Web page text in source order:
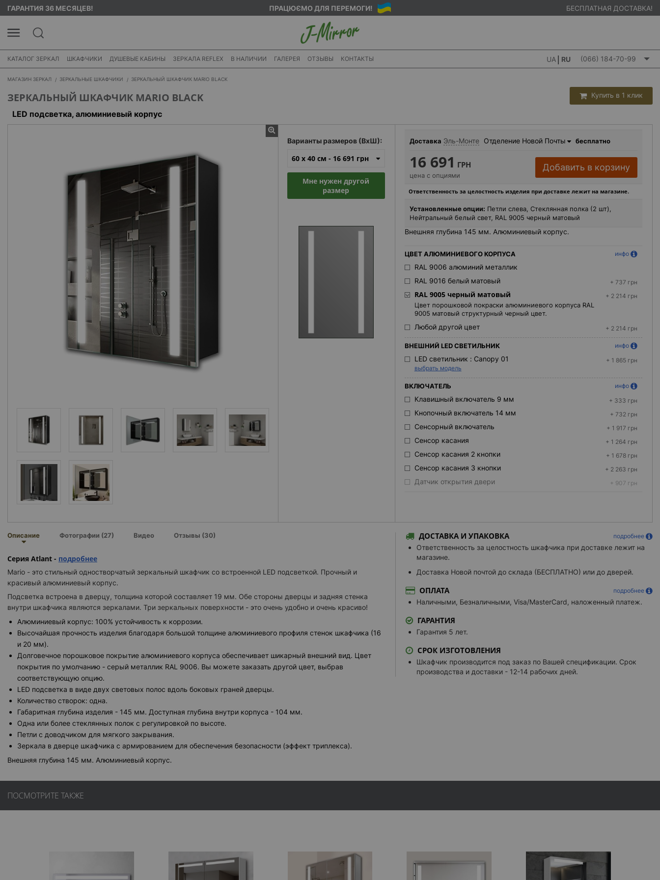
ГАРАНТИЯ 36 МЕСЯЦЕВ! ПРАЦЮЄМО ДЛЯ ПЕРЕМОГИ! БЕСПЛАТНАЯ ДОСТАВКА!
КАТАЛОГ ЗЕРКАЛ ШКАФЧИКИ ДУШЕВЫЕ КАБИНЫ ЗЕРКАЛА REFLEX В НАЛИЧИИ ГАЛЕРЕЯ ОТЗЫВЫ КОНТАКТЫ UA RU (066) 184-70-99
МАГАЗИН ЗЕРКАЛ ЗЕРКАЛЬНЫЕ ШКАФЧИКИ ЗЕРКАЛЬНЫЙ ШКАФЧИК MARIO BLACK
Купить в 1 клик
ЗЕРКАЛЬНЫЙ ШКАФЧИК MARIO BLACK
LED подсветка, алюминиевый корпус
Варианты размеров (ВхШ):
60 x 40 см - 16 691 грн
Мне нужен другой
размер
Доставка Эль-Монте Отделение Новой Почты бесплатно
16 691 ГРН
цена с опциями
Добавить в корзину
Ответственность за целостность изделия при доставке лежит на магазине.
Установленные опции: Петли слева, Стеклянная полка (2 шт),
Нейтральный белый свет, RAL 9005 черный матовый
Внешняя глубина 145 мм. Алюминиевый корпус.
ЦВЕТ АЛЮМИНИЕВОГО КОРПУСА инфо
RAL 9006 алюминий металлик
RAL 9016 белый матовый
+ 737 грн
RAL 9005 черный матовый + 2 214 грн
Цвет порошковой покраски алюминиевого корпуса RAL
9005 матовый структурный черный цвет.
Любой другой цвет + 2 214 грн
ВНЕШНИЙ LED СВЕТИЛЬНИК инфо
LED светильник : Canopy 01
+ 1 865 грн
выбрать модель
ВКЛЮЧАТЕЛЬ инфо
Клавишный включатель 9 мм + 333 грн
Кнопочный включатель 14 мм + 732 грн
Сенсорный включатель + 1 917 грн
Сенсор касания + 1 264 грн
Сенсор касания 2 кнопки + 1 678 грн
Сенсор касания 3 кнопки + 2 263 грн
Датчик открытия двери + 907 грн
Петли дверцы шкафчика расположены на левой стороне.
Картинка
Петли справа
Внутренняя LED подсветка + 562 грн
ВСТРОЕННАЯ ПОЛКА инфо
Стеклянная полка
Стеклянная полка внутри корпуса. Выполнена из
полки настраивается. Глубина 100мм.
ЦВЕТ СВЕТОДИОДОВ
Теплый белый свет
Нижняя белая подсветка + 1 315 грн
Встроенное зеркало 5X
Описание Фотографии (27) Видео Отзывы (30)
Серия Atlant - подробнее
Mario - это стильный одностворчатый зеркальный шкафчик со встроенной LED подсветкой. Прочный и
красивый алюминиевый корпус.
Подсветка встроена в дверцу, толщина которой составляет 19 мм. Обе стороны дверцы и задняя стенка
внутри шкафчика являются зеркалами. Три зеркальных поверхности - это очень удобно и очень красиво!
Алюминиевый корпус: 100% устойчивость к коррозии.
Высочайшая прочность изделия благодаря большой толщине алюминиевого профиля стенок шкафчика (16
и 20 мм).
Долговечное порошковое покрытие алюминиевого корпуса обеспечивает шикарный внешний вид. Цвет
покрытия по умолчанию - серый металлик RAL 9006. Вы можете заказать другой цвет, выбрав
соответствующую опцию.
LED подсветка в виде двух световых полос вдоль боковых граней дверцы.
Количество створок: одна.
Габаритная глубина изделия - 145 мм. Доступная глубина внутри корпуса - 104 мм.
Одна или более стеклянных полок с регулировкой по высоте.
Петли с доводчиком для мягкого закрывания.
Зеркала в дверце шкафчика с армированием для обеспечения безопасности (эффект триплекса).
Внешняя глубина 145 мм. Алюминиевый корпус.
ДОСТАВКА И УПАКОВКА подробнее
Ответственность за целостность шкафчика при доставке лежит на
магазине.
Доставка Новой почтой до склада (БЕСПЛАТНО) или до дверей.
ОПЛАТА подробнее
Наличными, Безналичными, Visa/MasterCard, наложенный платеж.
ГАРАНТИЯ
Гарантия 5 лет.
СРОК ИЗГОТОВЛЕНИЯ
Шкафчик производится под заказ по Вашей спецификации. Срок
производства и доставки - 12-14 рабочих дней.
ПОСМОТРИТЕ ТАКЖЕ